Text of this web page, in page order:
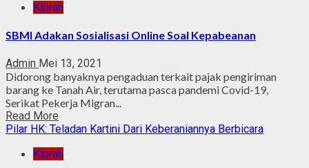
Kiprah
SBMI Adakan Sosialisasi Online Soal Kepabeanan
Admin Mei 13, 2021
Didorong banyaknya pengaduan terkait pajak pengiriman
barang ke Tanah Air, terutama pasca pandemi Covid-19,
Serikat Pekerja Migran...
Read More
Pilar HK: Teladan Kartini Dari Keberaniannya Berbicara
Kiprah